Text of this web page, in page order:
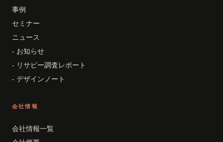
事例
セミナー
ニュース
- お知らせ
- リサピー調査レポート
- デザインノート
会社情報
会社情報一覧